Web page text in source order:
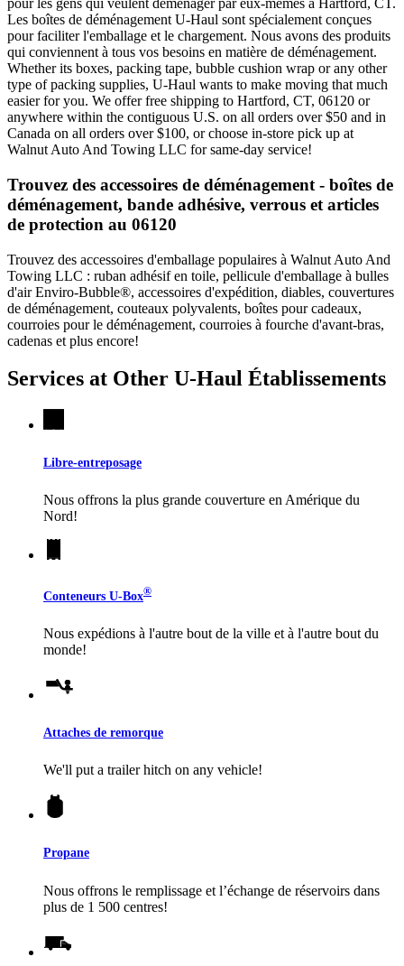
pour les gens qui veulent déménager par eux-mêmes à Hartford, CT.
Les boîtes de déménagement U-Haul sont spécialement conçues
pour faciliter l'emballage et le chargement. Nous avons des produits
qui conviennent à tous vos besoins en matière de déménagement.
Whether its boxes, packing tape, bubble cushion wrap or any other
type of packing supplies, U-Haul wants to make moving that much
easier for you. We offer free shipping to Hartford, CT, 06120 or
anywhere within the contiguous U.S. on all orders over $50 and in
Canada on all orders over $100, or choose in-store pick up at
Walnut Auto And Towing LLC for same-day service!
Trouvez des accessoires de déménagement - boîtes de
déménagement, bande adhésive, verrous et articles
de protection au 06120
Trouvez des accessoires d'emballage populaires à Walnut Auto And
Towing LLC : ruban adhésif en toile, pellicule d'emballage à bulles
d'air Enviro-Bubble®, accessoires d'expédition, diables, couvertures
de déménagement, couteaux polyvalents, boîtes pour cadeaux,
courroies pour le déménagement, courroies à fourche d'avant-bras,
cadenas et plus encore!
Services at Other U-Haul Établissements
Libre-entreposage
Nous offrons la plus grande couverture en Amérique du
Nord!
Conteneurs U-Box®
Nous expédions à l'autre bout de la ville et à l'autre bout du
monde!
Attaches de remorque
We'll put a trailer hitch on any vehicle!
Propane
Nous offrons le remplissage et l’échange de réservoirs dans
plus de 1 500 centres!